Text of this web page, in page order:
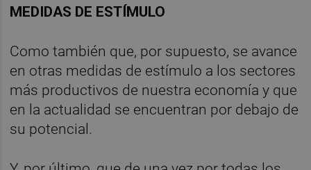
MEDIDAS DE ESTÍMULO
Como también que, por supuesto, se avance
en otras medidas de estímulo a los sectores
más productivos de nuestra economía y que
en la actualidad se encuentran por debajo de
su potencial.